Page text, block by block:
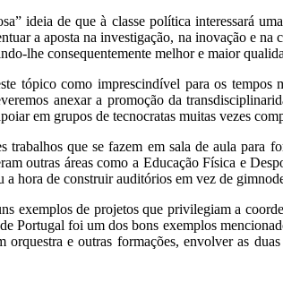
ideia de que à classe política interessará
a aposta na investigação, na inovação e
lhe consequentemente melhor e maior
tópico como imprescindível para os tempos
anexar a promoção da
em grupos de tecnocratas muitas vezes
trabalhos que se fazem em sala de aula para
outras áreas como a Educação Física e
a hora de construir auditórios em vez de
exemplos de projetos que privilegiam a
Portugal foi um dos bons exemplos
orquestra e outras formações, envolver as